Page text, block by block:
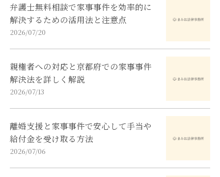
弁護士無料相談で家事事件を効率的に
解決するための活用法と注意点
2026/07/20
親権者への対応と京都府での家事事件
解決法を詳しく解説
2026/07/13
離婚支援と家事事件で安心して手当や
給付金を受け取る方法
2026/07/06